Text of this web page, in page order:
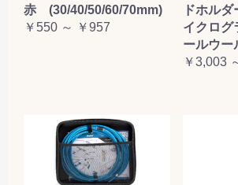
赤 (30/40/50/60/70mm)
￥550 ～ ￥957
ドホル
イクログ
ールウー
￥3,003